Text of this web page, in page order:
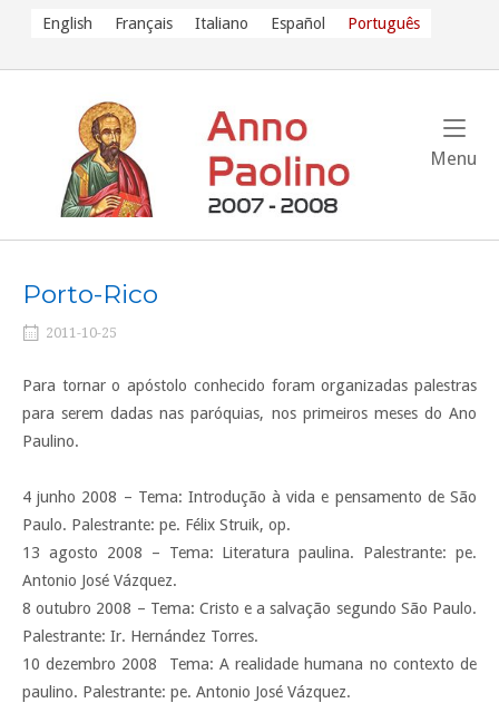
English Français Italiano Español Português
Menu
Porto-Rico
2011-10-25
Para tornar o apóstolo conhecido foram organizadas palestras
para serem dadas nas paróquias, nos primeiros meses do Ano
Paulino.
4 junho 2008 – Tema: Introdução à vida e pensamento de São
Paulo. Palestrante: pe. Félix Struik, op.
13 agosto 2008 – Tema: Literatura paulina. Palestrante: pe.
Antonio José Vázquez.
8 outubro 2008 – Tema: Cristo e a salvação segundo São Paulo.
Palestrante: Ir. Hernández Torres.
10 dezembro 2008  Tema: A realidade humana no contexto de
paulino. Palestrante: pe. Antonio José Vázquez.